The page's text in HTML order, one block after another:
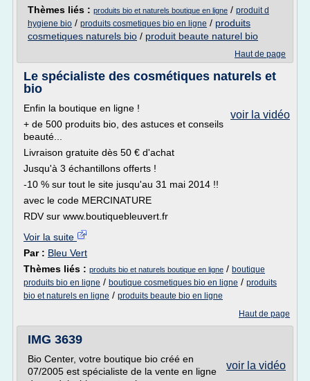
Thèmes liés : produits bio et naturels boutique en ligne / produit d
hygiene bio / produits cosmetiques bio en ligne / produits
cosmetiques naturels bio / produit beaute naturel bio
Haut de page
Le spécialiste des cosmétiques naturels et
bio
voir la vidéo
Enfin la boutique en ligne !
+ de 500 produits bio, des astuces et conseils
beauté...
Livraison gratuite dès 50 € d'achat
Jusqu'à 3 échantillons offerts !
-10 % sur tout le site jusqu'au 31 mai 2014 !!
avec le code MERCINATURE
RDV sur www.boutiquebleuvert.fr
Voir la suite
Par : Bleu Vert
Thèmes liés : produits bio et naturels boutique en ligne / boutique
produits bio en ligne / boutique cosmetiques bio en ligne / produits
bio et naturels en ligne / produits beaute bio en ligne
Haut de page
IMG 3639
voir la vidéo
Bio Center, votre boutique bio créé en
07/2005 est spécialiste de la vente en ligne